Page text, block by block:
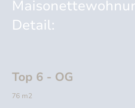
Detail:
Top 6 - OG
76 m2